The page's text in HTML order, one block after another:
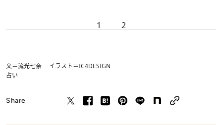
1 2
文＝流光七奈 イラスト＝IC4DESIGN
占い
Share